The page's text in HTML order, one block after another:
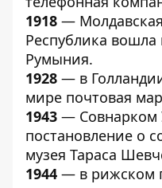
1918 —
Республика вошла
Румыния.
1928 — в
мире почтовая
1943 — Совнарком
постановление о
музея Тараса
1944 — в рижском